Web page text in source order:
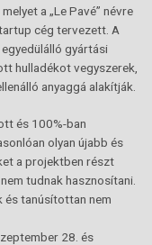
a „Le Pavé” névre
cég tervezett. A
gyártási
hulladékot vegyszerek,
anyaggá alakítják.
és 100%-ban
olyan újabb és
a projektben részt
tudnak hasznosítani.
és tanúsítottan nem
28. és